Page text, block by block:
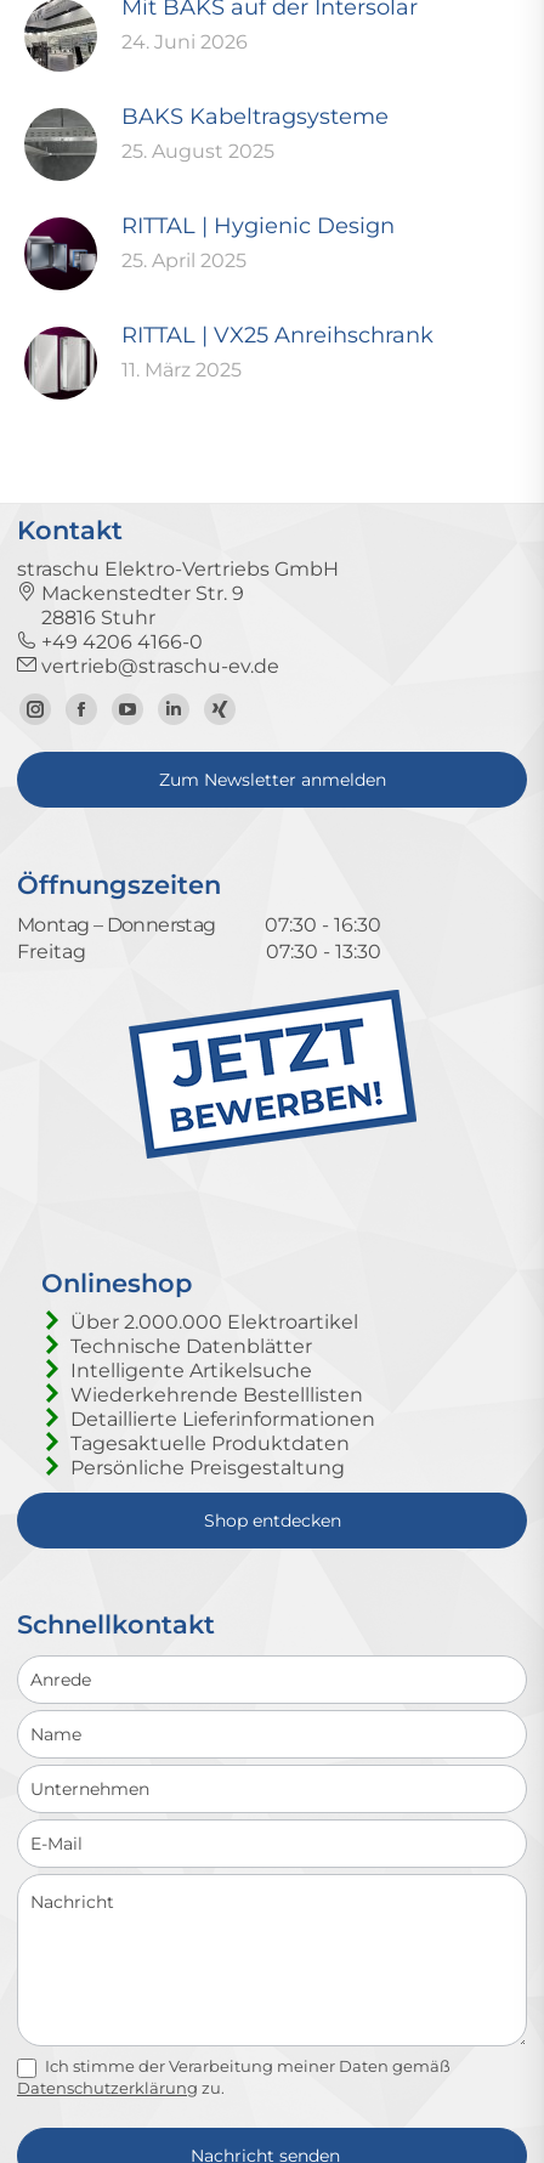
Mit BAKS auf der Intersolar
24. Juni 2026
BAKS Kabeltragsysteme
25. August 2025
RITTAL | Hygienic Design
25. April 2025
RITTAL | VX25 Anreihschrank
11. März 2025
Kontakt
straschu Elektro-Vertriebs GmbH
Mackenstedter Str. 9
28816 Stuhr
+49 4206 4166-0
vertrieb@straschu-ev.de
Zum
Instagram-
Zur
Facebook-
Zum
YouTube-
Kanal
Zum
LinkedIn-
Profil
Zum
Xing-
Profil
Zum Newsletter anmelden
Öffnungszeiten
Montag – Donnerstag
07:30 - 16:30
Freitag
07:30 - 13:30
Onlineshop
Über 2.000.000 Elektroartikel
Technische Datenblätter
Intelligente Artikelsuche
Wiederkehrende Bestelllisten
Detaillierte Lieferinformationen
Tagesaktuelle Produktdaten
Persönliche Preisgestaltung
Shop entdecken
Schnellkontakt
Schnellkontakt
Ich stimme der Verarbeitung meiner Daten gemäß
Datenschutzerklärung zu.
Nachricht senden